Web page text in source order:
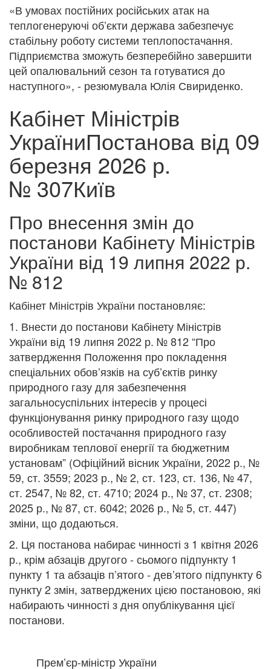
«В умовах постійних російських атак на
теплогенеруючі об’єкти держава забезпечує
стабільну роботу системи теплопостачання.
Підприємства зможуть безперебійно завершити
цей опалювальний сезон та готуватися до
наступного», - резюмувала Юлія Свириденко.
Кабінет Міністрів
УкраїниПостанова від 09
березня 2026 р.
№ 307Київ
Про внесення змін до
постанови Кабінету Міністрів
України від 19 липня 2022 р.
№ 812
Кабінет Міністрів України постановляє:
1. Внести до постанови Кабінету Міністрів
України від 19 липня 2022 р. № 812 “Про
затвердження Положення про покладення
спеціальних обов’язків на суб’єктів ринку
природного газу для забезпечення
загальносуспільних інтересів у процесі
функціонування ринку природного газу щодо
особливостей постачання природного газу
виробникам теплової енергії та бюджетним
установам” (Офіційний вісник України, 2022 р., №
59, ст. 3559; 2023 р., № 2, ст. 123, ст. 136, № 47,
ст. 2547, № 82, ст. 4710; 2024 р., № 37, ст. 2308;
2025 р., № 87, ст. 6042; 2026 р., № 5, ст. 447)
зміни, що додаються.
2. Ця постанова набирає чинності з 1 квітня 2026
р., крім абзаців другого - сьомого підпункту 1
пункту 1 та абзаців п’ятого - дев’ятого підпункту 6
пункту 2 змін, затверджених цією постановою, які
набирають чинності з дня опублікування цієї
постанови.
Прем’єр-міністр України